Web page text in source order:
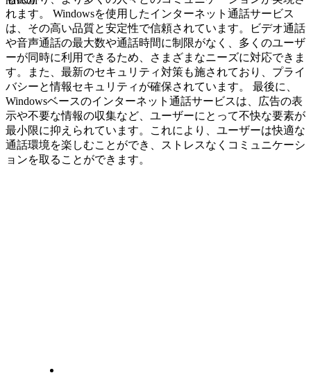
れます。 Windowsを使用したインターネット通話サービス
は、その高い品質と安定性で信頼されています。ビデオ通話
や音声通話の最大数や通話時間に制限がなく、多くのユーザ
ーが同時に利用できるため、さまざまなニーズに対応できま
す。また、最新のセキュリティ対策も施されており、プライ
バシーと情報セキュリティが確保されています。 最後に、
Windowsベースのインターネット通話サービスは、広告の表
示や不要な情報の収集など、ユーザーにとって不快な要素が
最小限に抑えられています。これにより、ユーザーは快適な
通話環境を楽しむことができ、ストレスなくコミュニケーシ
ョンを取ることができます。